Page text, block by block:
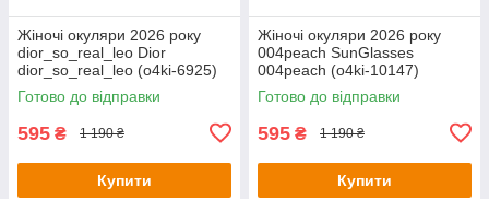
Жіночі окуляри 2026 року
dior_so_real_leo Dior
dior_so_real_leo (o4ki-6925)
Готово до відправки
595 ₴ 1 190 ₴
Купити
Жіночі окуляри 2026 року
004peach SunGlasses
004peach (o4ki-10147)
Готово до відправки
595 ₴ 1 190 ₴
Купити